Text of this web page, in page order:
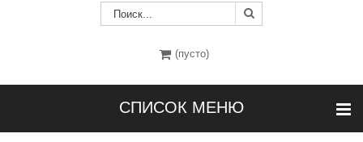
(пусто)
СПИСОК МЕНЮ